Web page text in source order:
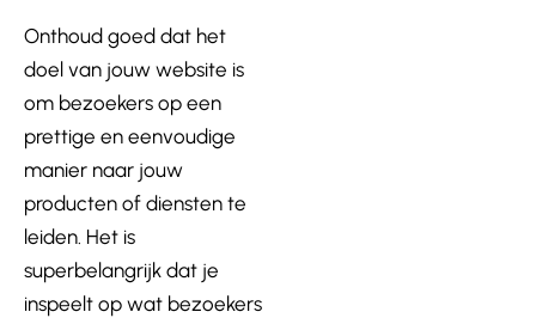
Onthoud goed dat het
doel van jouw website is
om bezoekers op een
prettige en eenvoudige
manier naar jouw
producten of diensten te
leiden. Het is
superbelangrijk dat je
inspeelt op wat bezoekers